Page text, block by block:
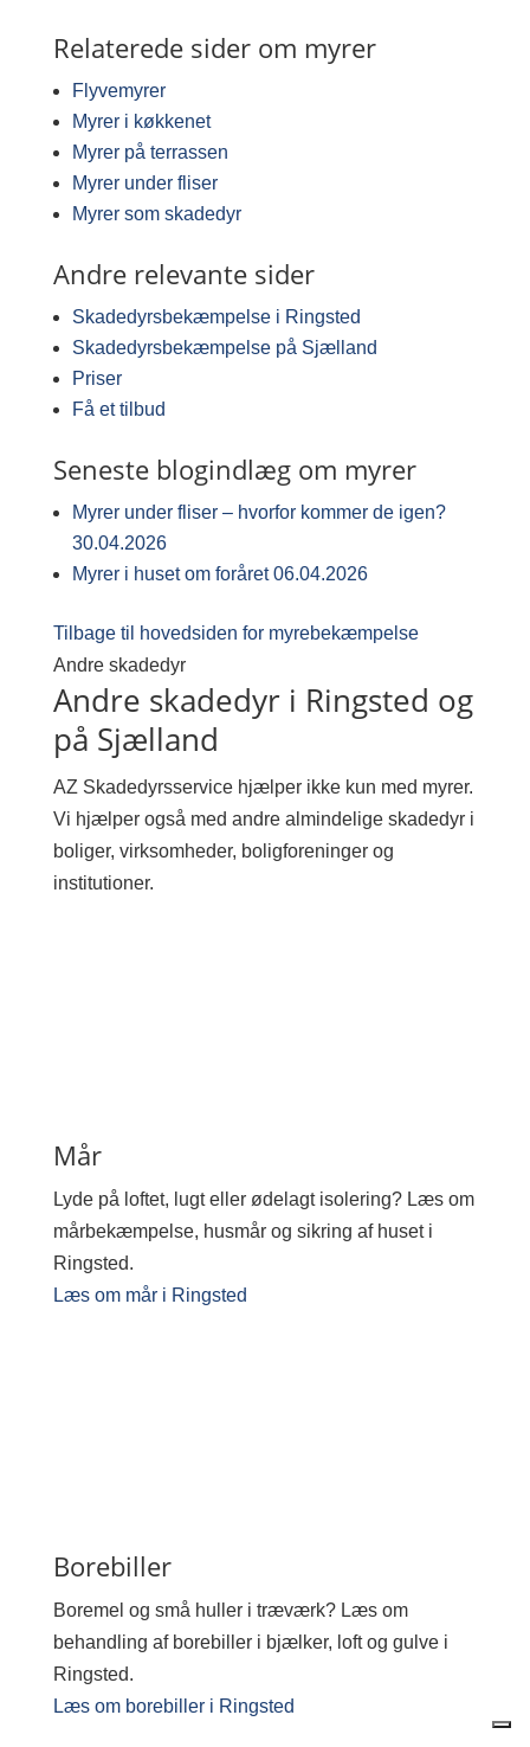
Relaterede sider om myrer
Flyvemyrer
Myrer i køkkenet
Myrer på terrassen
Myrer under fliser
Myrer som skadedyr
Andre relevante sider
Skadedyrsbekæmpelse i Ringsted
Skadedyrsbekæmpelse på Sjælland
Priser
Få et tilbud
Seneste blogindlæg om myrer
Myrer under fliser – hvorfor kommer de igen?
30.04.2026
Myrer i huset om foråret 06.04.2026
Tilbage til hovedsiden for myrebekæmpelse
Andre skadedyr
Andre skadedyr i Ringsted og
på Sjælland
AZ Skadedyrsservice hjælper ikke kun med myrer.
Vi hjælper også med andre almindelige skadedyr i
boliger, virksomheder, boligforeninger og
institutioner.
Mår
Lyde på loftet, lugt eller ødelagt isolering? Læs om
mårbekæmpelse, husmår og sikring af huset i
Ringsted.
Læs om mår i Ringsted
Borebiller
Boremel og små huller i træværk? Læs om
behandling af borebiller i bjælker, loft og gulve i
Ringsted.
Læs om borebiller i Ringsted